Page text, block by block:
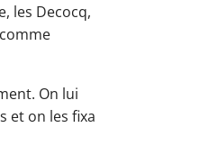
les Decocq,
On lui
et on les fixa